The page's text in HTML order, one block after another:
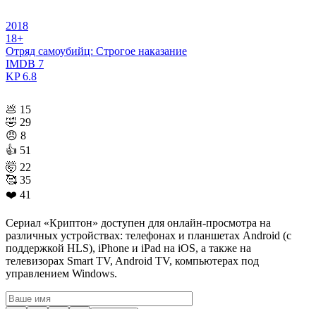
2018
18+
Отряд самоубийц: Строгое наказание
IMDB 7
KP6.8
💩 15
🤣 29
😠 8
👍 51
🤯 22
🥰 35
❤️ 41
Сериал «Криптон» доступен для онлайн-просмотра на
различных устройствах: телефонах и планшетах Android (с
поддержкой HLS), iPhone и iPad на iOS, а также на
телевизорах Smart TV, Android TV, компьютерах под
управлением Windows.